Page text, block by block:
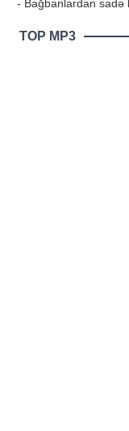
- Bağbanlardan sadə
TOP MP3